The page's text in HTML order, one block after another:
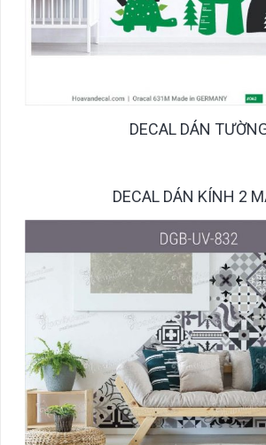
DECAL DÁN
DECAL DÁN KÍNH 2